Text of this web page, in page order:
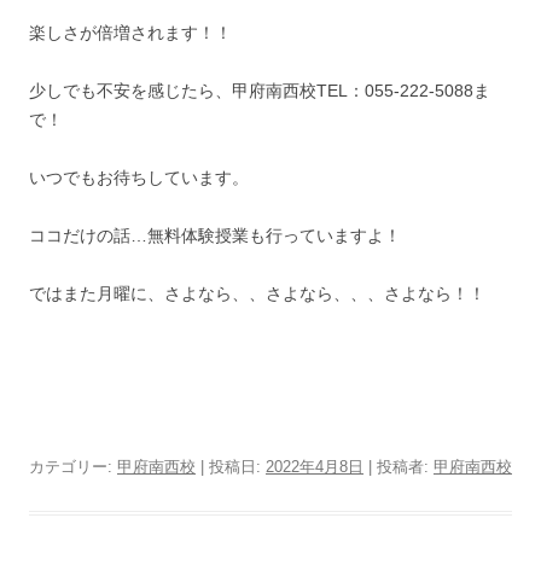
楽しさが倍増されます！！
少しでも不安を感じたら、甲府南西校TEL：055-222-5088ま
で！
いつでもお待ちしています。
ココだけの話…無料体験授業も行っていますよ！
ではまた月曜に、さよなら、、さよなら、、、さよなら！！
カテゴリー: 甲府南西校 | 投稿日: 2022年4月8日 投稿者: 甲府南西校